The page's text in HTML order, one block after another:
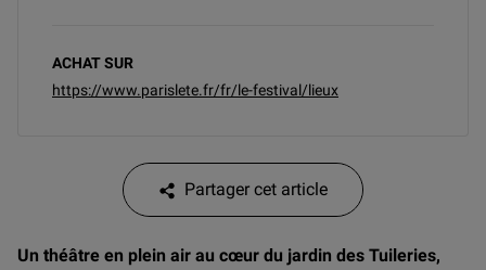
ACHAT SUR
https://www.parislete.fr/fr/le-festival/lieux
Partager cet article
Un théâtre en plein air au cœur du jardin des Tuileries,